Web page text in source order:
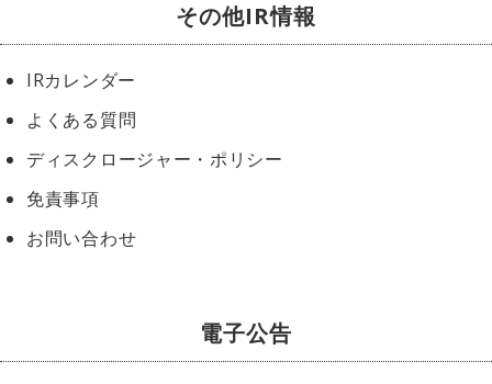
その他IR情報
IRカレンダー
よくある質問
ディスクロージャー・ポリシー
免責事項
お問い合わせ
電子公告